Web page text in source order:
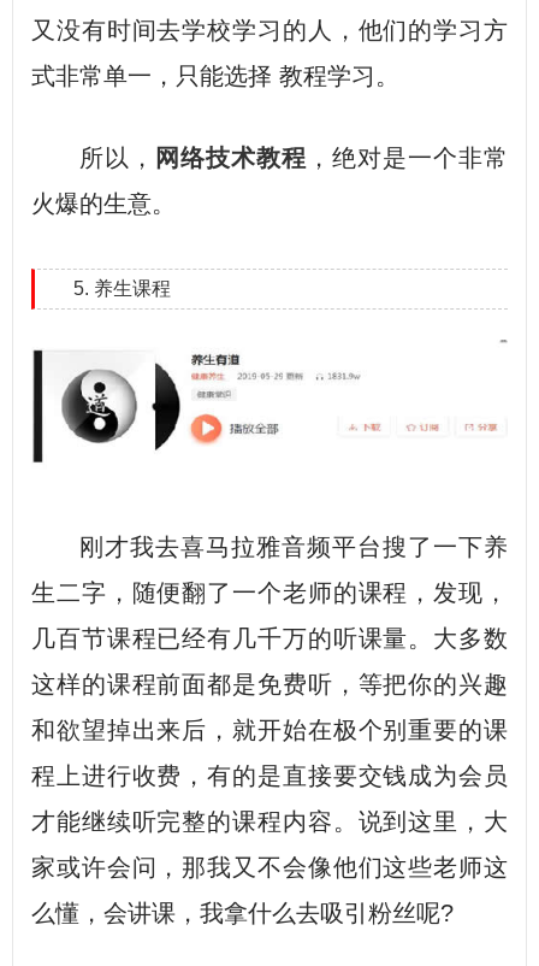
又没有时间去学校学习的人，他们的学习方
式非常单一，只能选择 教程学习。
所以， 网络技术教程 ，绝对是一个非常
火爆的生意。
5. 养生课程
刚才我去喜马拉雅音频平台搜了一下养
生二字，随便翻了一个老师的课程，发现，
几百节课程已经有几千万的听课量。大多数
这样的课程前面都是免费听，等把你的兴趣
和欲望掉出来后，就开始在极个别重要的课
程上进行收费，有的是直接要交钱成为会员
才能继续听完整的课程内容。说到这里，大
家或许会问，那我又不会像他们这些老师这
么懂，会讲课，我拿什么去吸引粉丝呢?